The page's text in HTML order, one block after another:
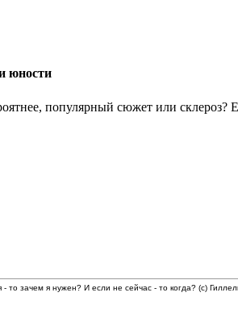
юности
популярный сюжет или склероз?
то зачем я нужен? И если не сейчас - то когда? (с)